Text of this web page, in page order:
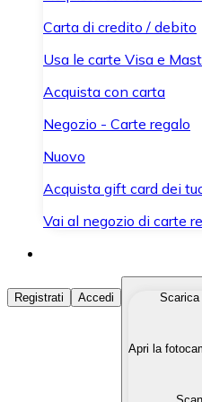
Carta di credito / debito
Usa le carte Visa e
Acquista con carta
Negozio - Carte regalo
Nuovo
Acquista gift card dei
Vai al negozio di carte
Acquista Criptovalute
Acquista le
Converti le tue
Registrati Accedi
Scarica
Apri la